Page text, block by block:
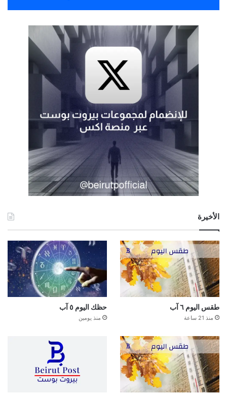
الأخيرة
طقس اليوم ٦ آب
منذ 21 ساعة
حظك اليوم ٥ آب
منذ يومين